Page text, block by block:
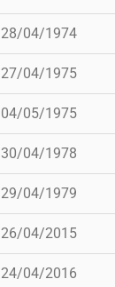
28/04/1974
27/04/1975
04/05/1975
30/04/1978
29/04/1979
26/04/2015
24/04/2016